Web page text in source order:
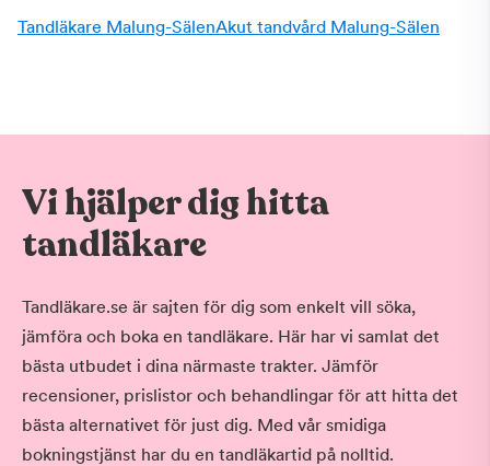
Tandläkare Malung-SälenAkut tandvård Malung-Sälen
Vi hjälper dig hitta
tandläkare
Tandläkare.se är sajten för dig som enkelt vill söka,
jämföra och boka en tandläkare. Här har vi samlat det
bästa utbudet i dina närmaste trakter. Jämför
recensioner, prislistor och behandlingar för att hitta det
bästa alternativet för just dig. Med vår smidiga
bokningstjänst har du en tandläkartid på nolltid.